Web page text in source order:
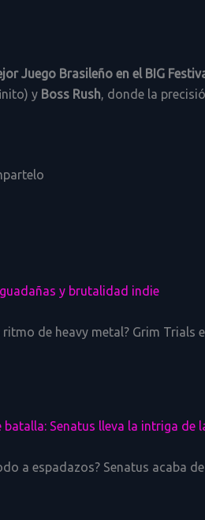
Juego Brasileño en el BIG
y Boss Rush, donde la
y brutalidad indie
de heavy metal? Grim Trials
Senatus lleva la intriga de
a espadazos? Senatus acaba